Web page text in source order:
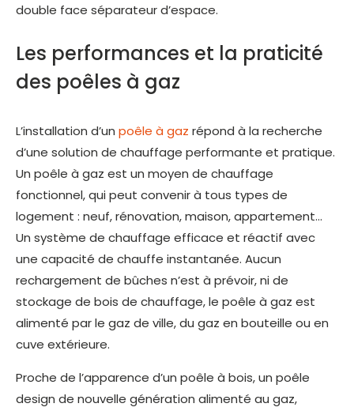
double face séparateur d’espace.
Les performances et la praticité
des poêles à gaz
L’installation d’un poêle à gaz répond à la recherche
d’une solution de chauffage performante et pratique.
Un poêle à gaz est un moyen de chauffage
fonctionnel, qui peut convenir à tous types de
logement : neuf, rénovation, maison, appartement…
Un système de chauffage efficace et réactif avec
une capacité de chauffe instantanée. Aucun
rechargement de bûches n’est à prévoir, ni de
stockage de bois de chauffage, le poêle à gaz est
alimenté par le gaz de ville, du gaz en bouteille ou en
cuve extérieure.
Proche de l’apparence d’un poêle à bois, un poêle
design de nouvelle génération alimenté au gaz,